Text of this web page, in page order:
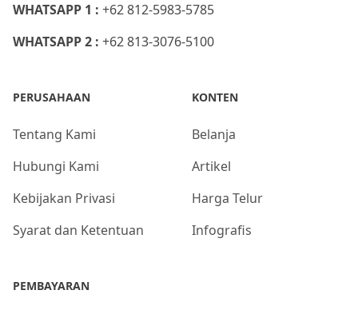
WHATSAPP 1 : +62 812-5983-5785
WHATSAPP 2 : +62 813-3076-5100
PERUSAHAAN
Tentang Kami
Hubungi Kami
Kebijakan Privasi
Syarat dan Ketentuan
KONTEN
Belanja
Artikel
Harga Telur
Infografis
PEMBAYARAN